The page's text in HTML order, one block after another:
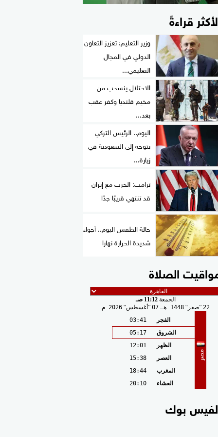
قراءةً
وزير التعليم: تعزيز التعاون
الدولي في المجال
التعليمي...
الاحتلال ينسحب من
مخيم قلنديا وكفر عقب
بعد...
اليوم.. الرئيس التركي
يتوجه إلى السعودية في
زيارة...
ترامب: الحرب مع إيران
قد تنتهي قريبًا جدًا
حالة الطقس اليوم.. أجواء
شديدة الحرارة نهارا
الصلاة
الجمعة 11:12 صـ
22 صفر 1448 هـ 07 أغسطس 2026 م
مصر
الفجر
03:41
الشروق
05:17
الظهر
12:01
العصر
15:38
المغرب
18:44
العشاء
20:10
بوك